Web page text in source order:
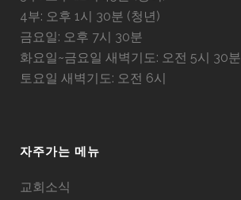
4부: 오후 1시 30분 (청년)
금요일: 오후 7시 30분
화요일~금요일 새벽기도: 오전 5시 30분
토요일 새벽기도: 오전 6시
자주가는 메뉴
교회소식